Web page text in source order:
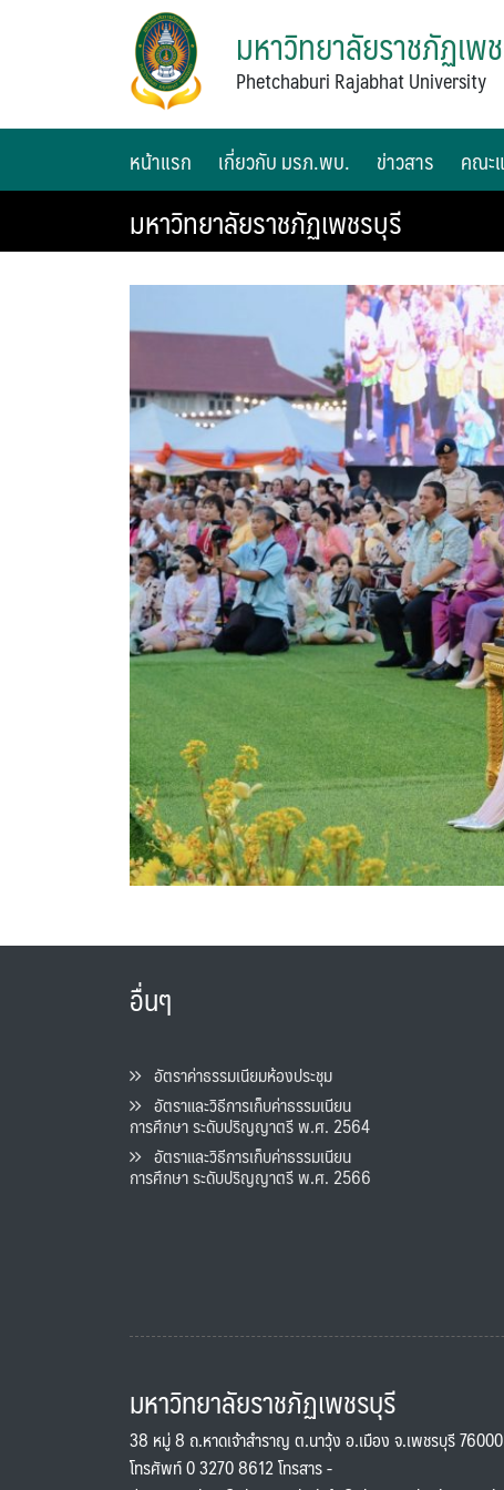
มหาวิทยาลัยราชภัฏเพ
Phetchaburi Rajabhat University
หน้าแรก เกี่ยวกับ มรภ.พบ. ข่าวสาร คณะ
มหาวิทยาลัยราชภัฏเพชรบุรี
อื่นๆ
อัตราค่าธรรมเนียมห้องประชุม
อัตราและวิธีการเก็บค่าธรรมเนียน
การศึกษา ระดับปริญญาตรี พ.ศ. 2564
อัตราและวิธีการเก็บค่าธรรมเนียน
การศึกษา ระดับปริญญาตรี พ.ศ. 2566
มหาวิทยาลัยราชภัฏเพชรบุรี
38 หมู่ 8 ถ.หาดเจ้าสำราญ ต.นาวุ้ง อ.เมือง จ.เพชรบุรี 76000
โทรศัพท์ 0 3270 8612 โทรสาร -